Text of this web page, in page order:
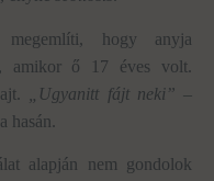
megemlíti, hogy anyja
amikor ő 17 éves volt.
„Ugyanitt fájt neki” –
hasán.
alapján nem gondolok